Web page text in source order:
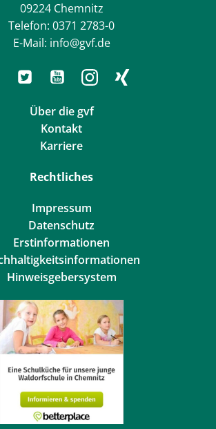
09224 Chemnitz
Telefon: 0371 2783-0
E-Mail: info@gvf.de
Über die gvf
Kontakt
Karriere
Rechtliches
Impressum
Datenschutz
Erstinformationen
Hinweisgebersystem